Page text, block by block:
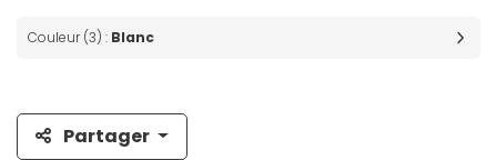
Couleur (3) : Blanc
Partager